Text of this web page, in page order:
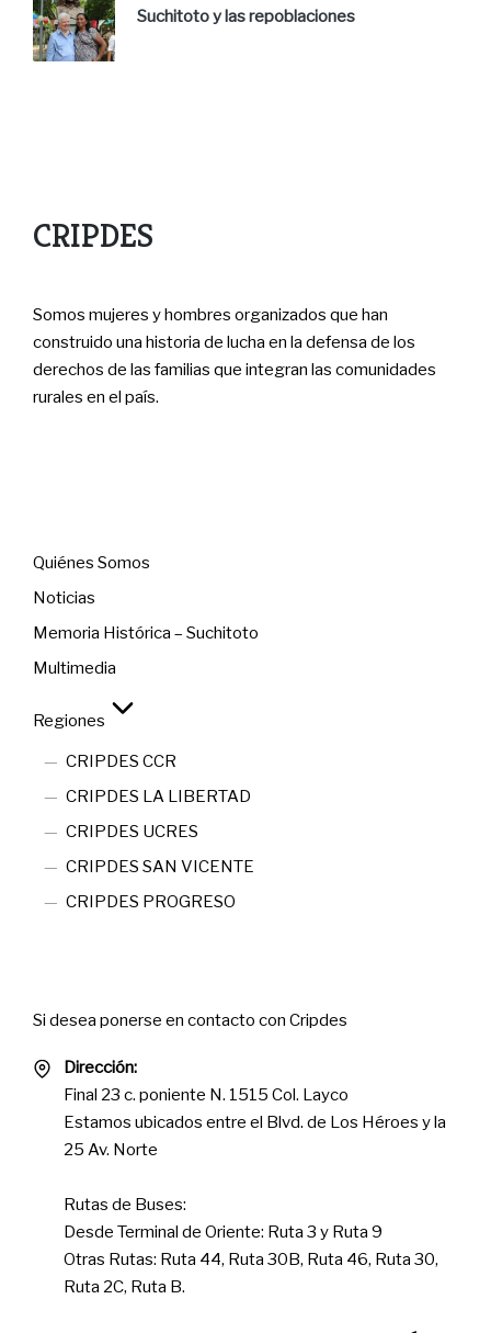
Suchitoto y las repoblaciones
CRIPDES
Somos mujeres y hombres organizados que han
construido una historia de lucha en la defensa de los
derechos de las familias que integran las comunidades
rurales en el país.
Quiénes Somos
Noticias
Memoria Histórica – Suchitoto
Multimedia
Regiones
CRIPDES CCR
CRIPDES LA LIBERTAD
CRIPDES UCRES
CRIPDES SAN VICENTE
CRIPDES PROGRESO
Si desea ponerse en contacto con Cripdes
Dirección:
Final 23 c. poniente N. 1515 Col. Layco
Estamos ubicados entre el Blvd. de Los Héroes y la
25 Av. Norte
Rutas de Buses:
Desde Terminal de Oriente: Ruta 3 y Ruta 9
Otras Rutas: Ruta 44, Ruta 30B, Ruta 46, Ruta 30,
Ruta 2C, Ruta B.